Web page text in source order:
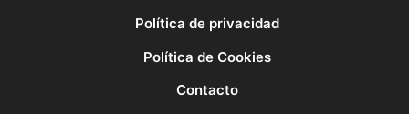
Política de privacidad
Política de Cookies
Contacto